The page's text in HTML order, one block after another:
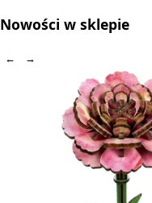
Nowości w sklepie
← →